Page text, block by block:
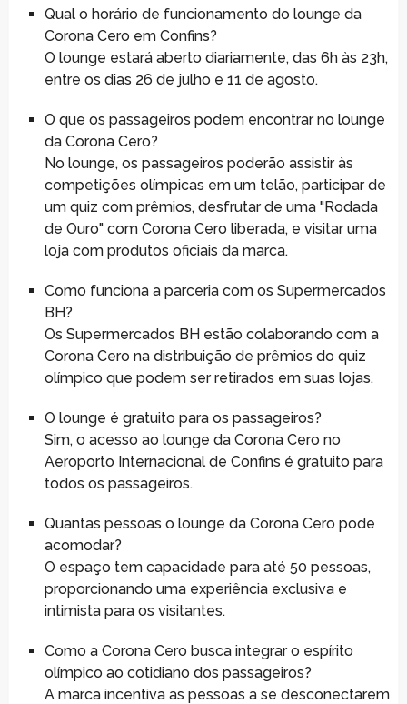
Qual o horário de funcionamento do lounge da
Corona Cero em Confins?
O lounge estará aberto diariamente, das 6h às 23h,
entre os dias 26 de julho e 11 de agosto.
O que os passageiros podem encontrar no lounge
da Corona Cero?
No lounge, os passageiros poderão assistir às
competições olímpicas em um telão, participar de
um quiz com prêmios, desfrutar de uma "Rodada
de Ouro" com Corona Cero liberada, e visitar uma
loja com produtos oficiais da marca.
Como funciona a parceria com os Supermercados
BH?
Os Supermercados BH estão colaborando com a
Corona Cero na distribuição de prêmios do quiz
olímpico que podem ser retirados em suas lojas.
O lounge é gratuito para os passageiros?
Sim, o acesso ao lounge da Corona Cero no
Aeroporto Internacional de Confins é gratuito para
todos os passageiros.
Quantas pessoas o lounge da Corona Cero pode
acomodar?
O espaço tem capacidade para até 50 pessoas,
proporcionando uma experiência exclusiva e
intimista para os visitantes.
Como a Corona Cero busca integrar o espírito
olímpico ao cotidiano dos passageiros?
A marca incentiva as pessoas a se desconectarem